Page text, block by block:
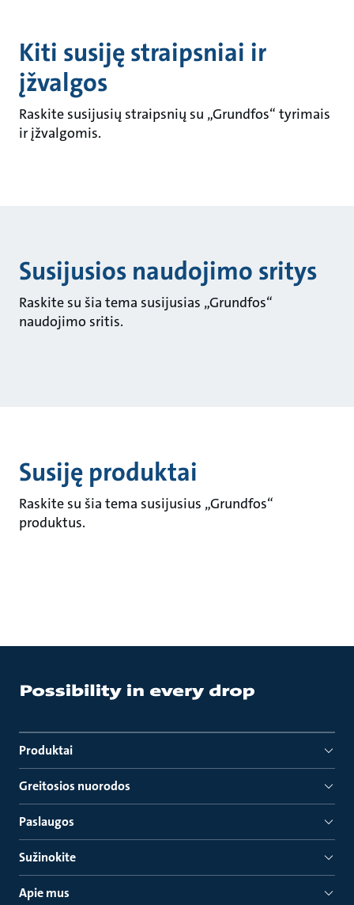
Kiti susiję straipsniai ir
įžvalgos
Raskite susijusių straipsnių su „Grundfos“ tyrimais
ir įžvalgomis.
Susijusios naudojimo sritys
Raskite su šia tema susijusias „Grundfos“
naudojimo sritis.
Susiję produktai
Raskite su šia tema susijusius „Grundfos“
produktus.
Produktai
Greitosios nuorodos
Paslaugos
Sužinokite
Apie mus